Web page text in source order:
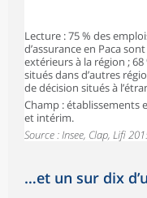
Lecture : 75 % des
d’assurance en Paca
extérieurs à la région ;
situés dans d’autres
de décision situés à
Champ : établissements
et intérim.
Source : Insee, Clap, Lifi
…et un sur dix